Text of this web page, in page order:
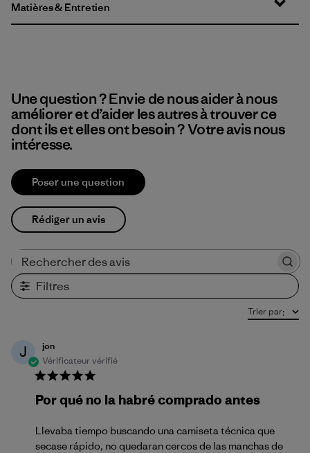
Matières & Entretien
Une question ? Envie de nous aider à nous
améliorer et d’aider les autres à trouver ce
dont ils et elles ont besoin ? Votre avis nous
intéresse.
Poser une question
Rédiger un avis
Filtres
Trier par:
J
jon
Vérificateur vérifié
Por qué no la habré comprado antes
Llevaba tiempo buscando una camiseta técnica que
secase rápido, no quedaran cercos de las manchas de